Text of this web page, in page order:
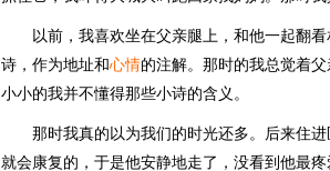
以前，我喜欢坐在父亲腿上，和他一起翻
诗，作为地址和心情的注解。那时的我总觉着
小小的我并不懂得那些小诗的含义。
那时我真的以为我们的时光还多。后来住
就会康复的，于是他安静地走了，没看到他最疼